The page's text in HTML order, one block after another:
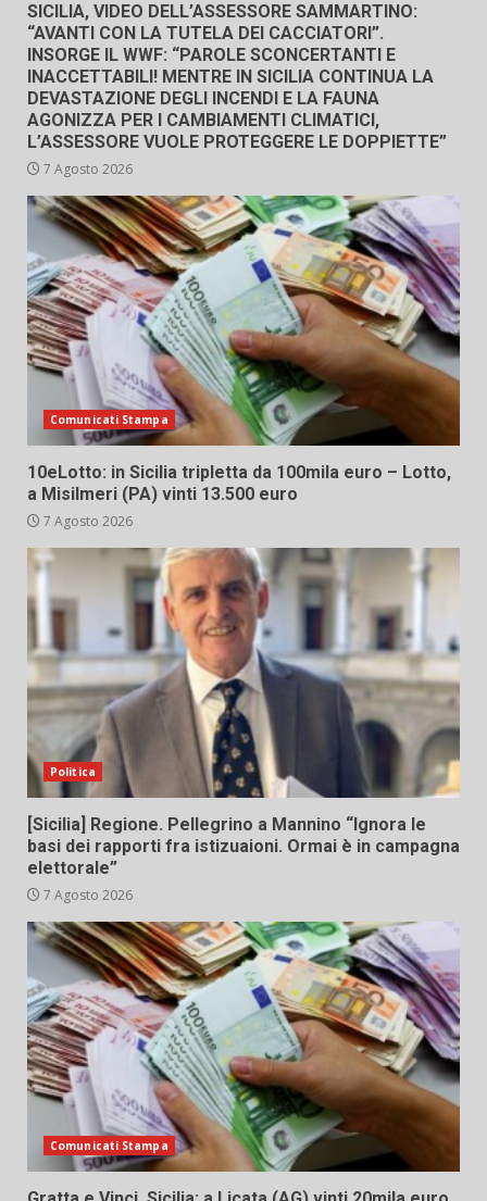
SICILIA, VIDEO DELL’ASSESSORE SAMMARTINO:
“AVANTI CON LA TUTELA DEI CACCIATORI”.
INSORGE IL WWF: “PAROLE SCONCERTANTI E
INACCETTABILI! MENTRE IN SICILIA CONTINUA LA
DEVASTAZIONE DEGLI INCENDI E LA FAUNA
AGONIZZA PER I CAMBIAMENTI CLIMATICI,
L’ASSESSORE VUOLE PROTEGGERE LE DOPPIETTE”
7 Agosto 2026
Comunicati Stampa
10eLotto: in Sicilia tripletta da 100mila euro – Lotto,
a Misilmeri (PA) vinti 13.500 euro
7 Agosto 2026
Politica
[Sicilia] Regione. Pellegrino a Mannino “Ignora le
basi dei rapporti fra istizuaioni. Ormai è in campagna
elettorale”
7 Agosto 2026
Comunicati Stampa